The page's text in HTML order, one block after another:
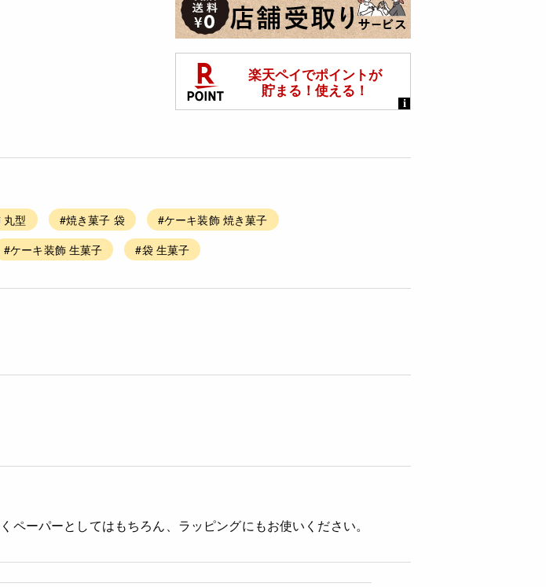
丸型 #焼き菓子 袋
#ケーキ装飾 焼き菓子
#ケーキ装飾 生菓子 #袋 生菓子
ーパーとしてはもちろん、ラッピングにもお使いください。